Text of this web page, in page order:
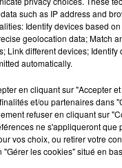
20221014-
such as IP address and
Identify devices based
geolocation data; Match
Link different devices; Identify
automatically.
en cliquant sur "Accepter
et/ou partenaires dans
refuser en cliquant sur
ne s'appliqueront que
vos choix, ou retirer votre
"Gérer les cookies" situé en